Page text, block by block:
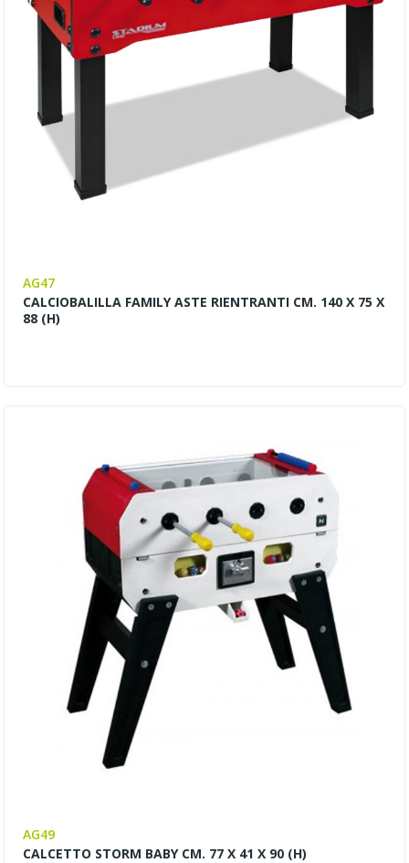
AG47
CALCIOBALILLA FAMILY ASTE RIENTRANTI CM. 140 X 75 X
88 (H)
AG49
CALCETTO STORM BABY CM. 77 X 41 X 90 (H)